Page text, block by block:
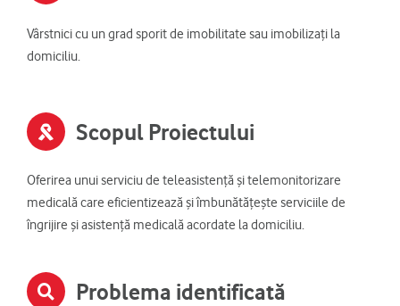
Vârstnici cu un grad sporit de imobilitate sau imobilizați la
domiciliu.
Scopul Proiectului
Oferirea unui serviciu de teleasistență și telemonitorizare
medicală care eficientizează și îmbunătățește serviciile de
îngrijire și asistență medicală acordate la domiciliu.
Problema identificată